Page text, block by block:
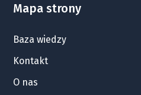
Mapa strony
Baza wiedzy
Kontakt
O nas